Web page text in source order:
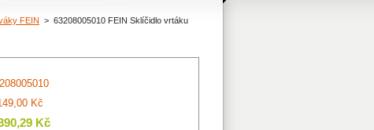
FEIN > 63208005010 FEIN Sklíčidlo vrtáku
Kč
Kč